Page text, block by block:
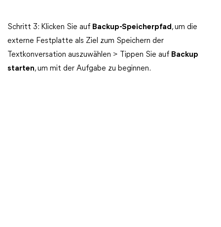
Schritt 3: Klicken Sie auf Backup-Speicherpfad, um die
externe Festplatte als Ziel zum Speichern der
Textkonversation auszuwählen > Tippen Sie auf Backup
starten, um mit der Aufgabe zu beginnen.